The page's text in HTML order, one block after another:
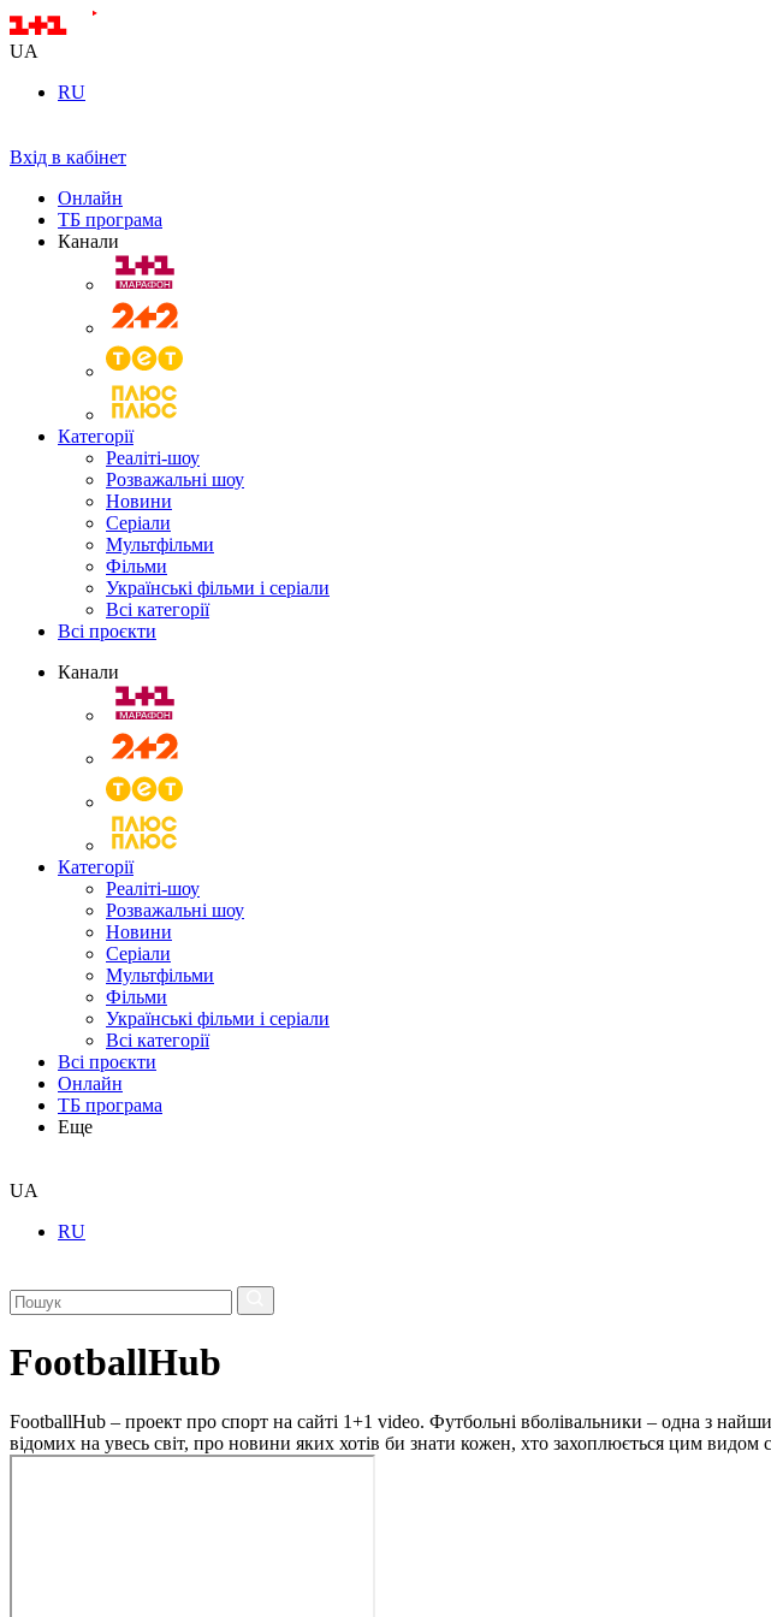
UA
RU
Вхід в кабінет
Онлайн
ТБ програма
Канали
Категорії
Реаліті-шоу
Розважальні шоу
Новини
Серіали
Мультфільми
Фільми
Українські фільми і серіали
Всі категорії
Всі проєкти
Канали
Категорії
Реаліті-шоу
Розважальні шоу
Новини
Серіали
Мультфільми
Фільми
Українські фільми і серіали
Всі категорії
Всі проєкти
Онлайн
ТБ програма
Еще
UA
RU
FootballHub
FootballHub – проект про спорт на сайті 1+1 video. Футбольні вболівальники – одна з
відомих на увесь світ, про новини яких хотів би знати кожен, хто захоплюється цим видом